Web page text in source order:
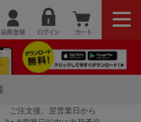
ご注文後、翌営業日から